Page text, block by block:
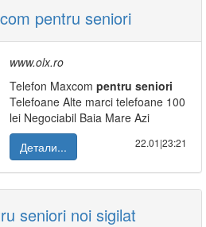
pentru seniori
www.olx.ro
Telefon Maxcom pentru seniori
Telefoane Alte marci telefoane 100
lei Negociabil Baia Mare Azi
Детали...
22.01|23:21
seniori noi sigilat